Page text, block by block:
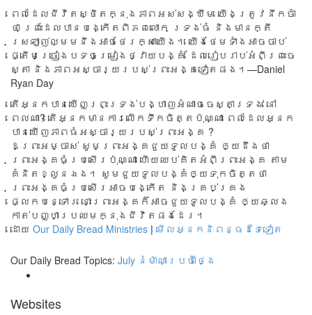
ពេល​ដែល​ជីវិត​ស្ថិត​ក្នុង​ភាព​អស់​សង្ឃឹម យើង​ត្រូវ​នឹក​ចាំ​
ថា ព្រះ​ដែល​បាន​បង្កើត​ពិភព​លោក ទ្រង់​ធំ និង​មាន​ក្តី​
ស្រឡាញ់​ល្មម​នឹង​អាច​ថែរក្សា​យើង។ យើង​ថែម​ទាំង​អាច​ចាប់​
ផ្តើម​ច្រៀង​បទ​ចម្រៀង​ថ្វាយ​បង្គំ ដែល​រៀប​រាប់​អំពី​ព្រះ​ចេ
ស្តា និង​ភាព​អស្ចារ្យ​របស់​ព្រះអង្គទៀតផង។​—Daniel
Ryan Day
តើអ្នកបានឃើញព្រះទ្រង់បង្ហាញអំណាចចេស្តាទ្រង់ នៅ
ពេលណា? តើអ្នកមានការលើកទឹកចិត្តប៉ុណ្ណា ពេលដែលអ្នក
បានឃើញភាពធំអស្ចារ្យរបស់ព្រះអង្គ ?
ឱព្រះអម្ចាស់ សូមព្រះអង្គជួយទូលបង្គំ ឲ្យដឹងថា
ព្រះអង្គធំប្រសើរប៉ុណ្ណា ហើយឈប់គិតអំពីព្រះអង្គ តាម
គំនិតខ្លួនឯង។ សូមជួយទូលបង្គំឲ្យទុកចិត្តថា
ព្រះអង្គធំប្រសើរអាចបង្កើត និងគ្រប់គ្រង
ផ្លេកបន្ទោរ នោះព្រះអង្គក៏អាចជួយទូលបង្គំ ឲ្យឆ្លង
កាត់បញ្ហាប្រឈមក្នុងជីវិតផងដែរ។
ដោយ Our Daily Bread Ministries | មើលអ្នកនិពន្ធដទៃទៀត
Our Daily Bread Topics: July នំម៉ាណាប្រចាំថ្ងៃ
Websites